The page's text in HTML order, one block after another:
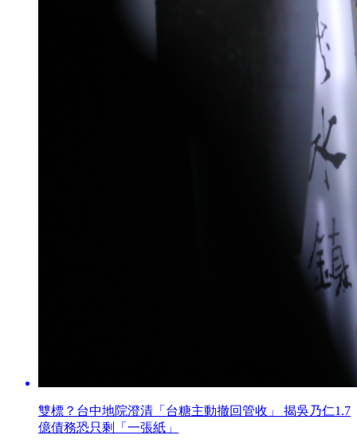
雙標？台中地院澄清「台糖主動撤回管收」 揭吳乃仁1.7
億債務恐只剩「一張紙」